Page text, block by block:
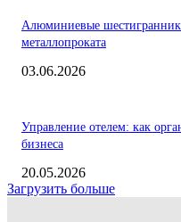
Алюминиевые
металлопроката
03.06.2026
Управление отелем: как
бизнеса
20.05.2026
Загрузить больше